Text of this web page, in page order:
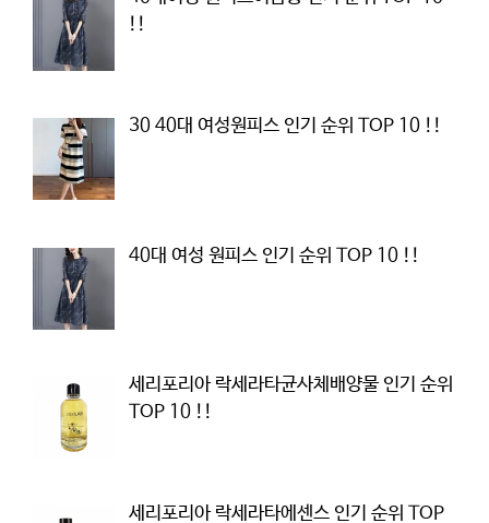
!!
30 40대 여성원피스 인기 순위 TOP 10 !!
40대 여성 원피스 인기 순위 TOP 10 !!
세리포리아 락세라타균사체배양물 인기 순위
TOP 10 !!
세리포리아 락세라타에센스 인기 순위 TOP